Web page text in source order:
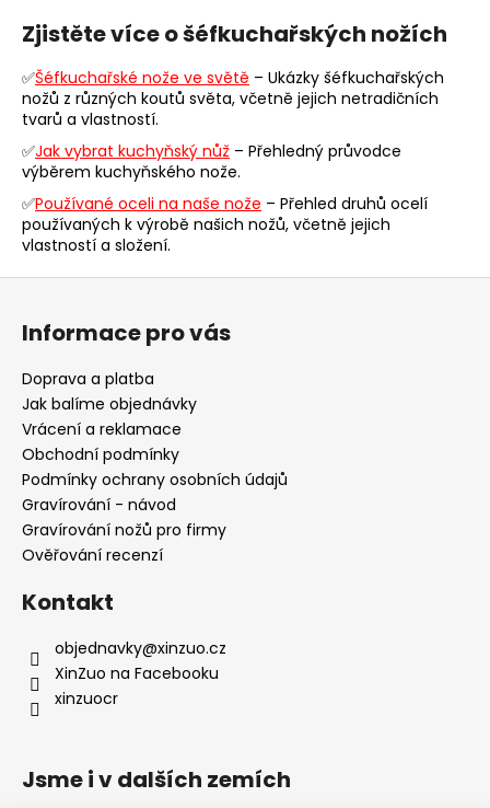
l
d
a
í
r
v
y
Zjistěte více o šéfkuchařských nožích
✅Šéfkuchařské nože ve světě – Ukázky šéfkuchařských
nožů z různých koutů světa, včetně jejich netradičních
tvarů a vlastností.
✅Jak vybrat kuchyňský nůž – Přehledný průvodce
výběrem kuchyňského nože.
✅Používané oceli na naše nože – Přehled druhů ocelí
používaných k výrobě našich nožů, včetně jejich
vlastností a složení.
Z
Informace pro vás
Doprava a platba
Jak balíme objednávky
Vrácení a reklamace
Obchodní podmínky
Podmínky ochrany osobních údajů
Gravírování - návod
Gravírování nožů pro firmy
Ověřování recenzí
Kontakt
objednavky@xinzuo.cz
XinZuo na Facebooku
xinzuocr
Jsme i v dalších zemích